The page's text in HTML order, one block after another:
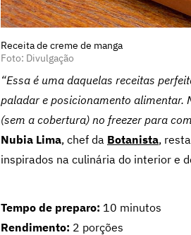
Receita de creme de manga
Foto: Divulgação
“Essa é uma daquelas receitas
paladar e posicionamento alimentar.
(sem a cobertura) no freezer para
Nubia Lima, chef da Botanista,
inspirados na culinária do interior e
Tempo de preparo: 10 minutos
Rendimento: 2 porções